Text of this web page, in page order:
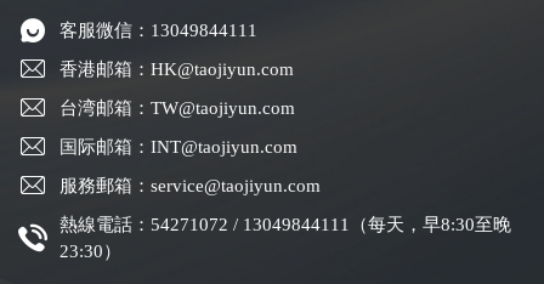
客服微信：13049844111
香港邮箱：HK@taojiyun.com
台湾邮箱：TW@taojiyun.com
国际邮箱：INT@taojiyun.com
服務郵箱：service@taojiyun.com
熱線電話：54271072 / 13049844111（每天，早8:30至晚
23:30）